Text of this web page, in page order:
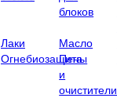
блоков
Лаки
Масло
Огнебиозащита
Пены
и
очистители